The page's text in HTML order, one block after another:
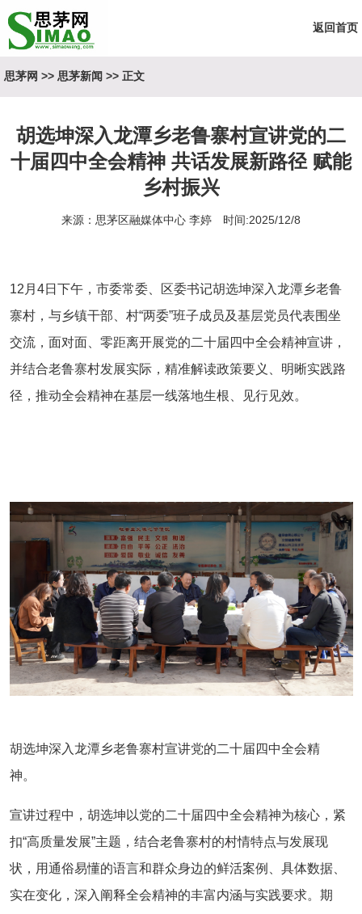
返回首页
思茅网 >> 思茅新闻 >> 正文
胡选坤深入龙潭乡老鲁寨村宣讲党的二
十届四中全会精神 共话发展新路径 赋能
乡村振兴
来源：思茅区融媒体中心 李婷 时间:2025/12/8
12月4日下午，市委常委、区委书记胡选坤深入龙潭乡老鲁
寨村，与乡镇干部、村“两委”班子成员及基层党员代表围坐
交流，面对面、零距离开展党的二十届四中全会精神宣讲，
并结合老鲁寨村发展实际，精准解读政策要义、明晰实践路
径，推动全会精神在基层一线落地生根、见行见效。
胡选坤深入龙潭乡老鲁寨村宣讲党的二十届四中全会精
神。
宣讲过程中，胡选坤以党的二十届四中全会精神为核心，紧
扣“高质量发展”主题，结合老鲁寨村的村情特点与发展现
状，用通俗易懂的语言和群众身边的鲜活案例、具体数据、
实在变化，深入阐释全会精神的丰富内涵与实践要求。期